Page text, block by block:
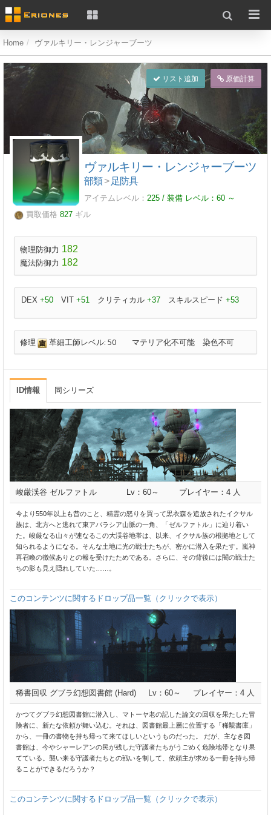
Home ヴァルキリー・レンジャーブーツ
リスト追加 原価計算
ヴァルキリー・レンジャーブーツ
部類> 足防具
アイテムレベル： 225 / 装備 レベル： 60 ～
買取価格 827 ギル
物理防御力 182
魔法防御力 182
DEX +50 VIT +51 クリティカル +37 スキルスピード +53
修理 革細工師レベル: 50 マテリア化不可能 染色不可
ID情報 同シリーズ
峻厳渓谷 ゼルファトル Lv：60～ プレイヤー：4 人
今より550年以上も昔のこと、精霊の怒りを買って黒衣森を追放されたイクサル
族は、北方へと逃れて東アバラシア山脈の一角、「ゼルファトル」に辿り着い
た。峻厳なる山々が連なるこの大渓谷地帯は、以来、イクサル族の根拠地として
知られるようになる。そんな土地に光の戦士たちが、密かに潜入を果たす。嵐神
再召喚の徴候ありとの報を受けたためである。さらに、その背後には闇の戦士た
ちの影も見え隠れしていた……。
このコンテンツに関するドロップ品一覧（クリックで表示）
稀書回収 グブラ幻想図書館 (Hard) Lv：60～ プレイヤー：4 人
かつてグブラ幻想図書館に潜入し、マトーヤ老の記した論文の回収を果たした冒
険者に、新たな依頼が舞い込む。それは、図書館最上層に位置する「稀覯書庫」
から、一冊の書物を持ち帰って来てほしいというものだった。 だが、主なき図
書館は、今やシャーレアンの民が残した守護者たちがうごめく危険地帯となり果
てている。襲い来る守護者たちとの戦いを制して、依頼主が求める一冊を持ち帰
ることができるだろうか？
このコンテンツに関するドロップ品一覧（クリックで表示）